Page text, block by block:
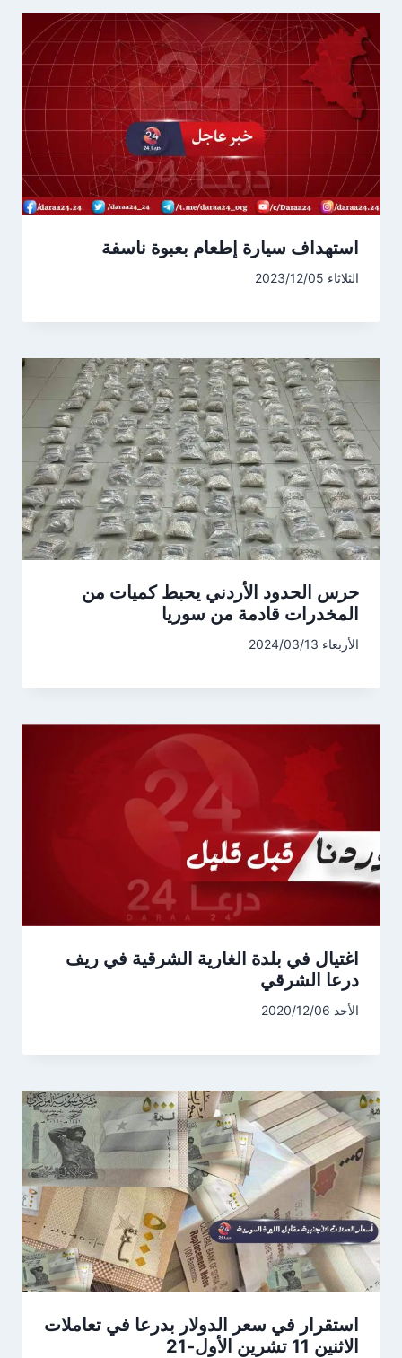
استهداف سيارة إطعام بعبوة ناسفة
الثلاثاء 2023/12/05
حرس الحدود الأردني يحبط كميات من
المخدرات قادمة من سوريا
الأربعاء 2024/03/13
اغتيال في بلدة الغارية الشرقية في ريف
درعا الشرقي
الأحد 2020/12/06
استقرار في سعر الدولار بدرعا في تعاملات
الاثنين 11 تشرين الأول-21